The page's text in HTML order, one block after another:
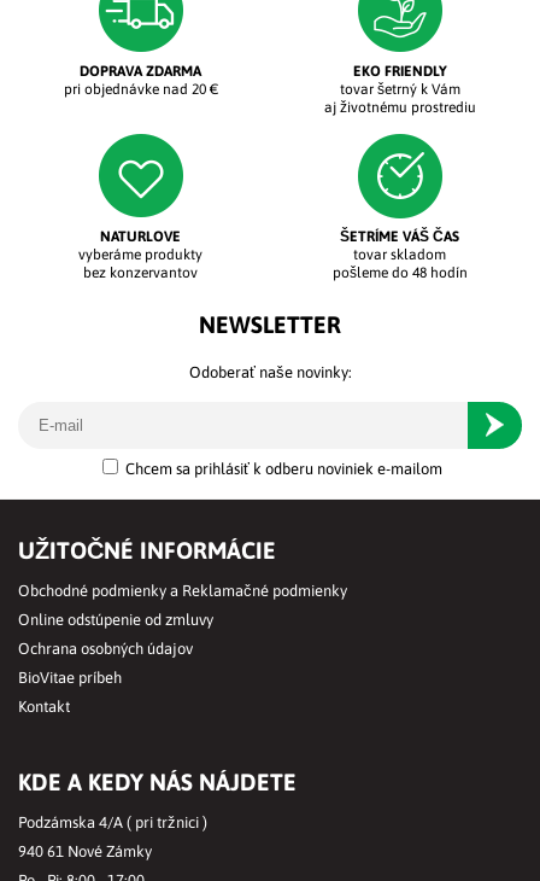
DOPRAVA ZDARMA
pri objednávke nad 20 €
EKO FRIENDLY
tovar šetrný k Vám
aj životnému prostrediu
NATURLOVE
vyberáme produkty
bez konzervantov
ŠETRÍME VÁŠ ČAS
tovar skladom
pošleme do 48 hodín
NEWSLETTER
Odoberať naše novinky:
Chcem sa prihlásiť k odberu noviniek e-mailom
UŽITOČNÉ INFORMÁCIE
Obchodné podmienky a Reklamačné podmienky
Online odstúpenie od zmluvy
Ochrana osobných údajov
BioVitae príbeh
Kontakt
KDE A KEDY NÁS NÁJDETE
Podzámska 4/A ( pri tržnici )
940 61 Nové Zámky